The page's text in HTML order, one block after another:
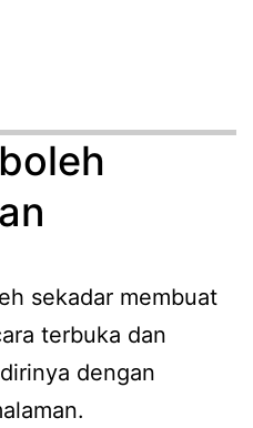
sekadar membuat
terbuka dan
dengan